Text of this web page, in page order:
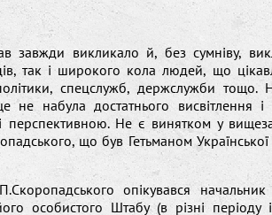
завжди викликало й, без сумніву,
так і широкого кола людей, що
спецслужб, держслужби тощо.
не набула достатнього висвітлення
перспективною. Не є винятком у
що був Гетьманом
опікувався начальник
особистого Штабу (в різні періоду